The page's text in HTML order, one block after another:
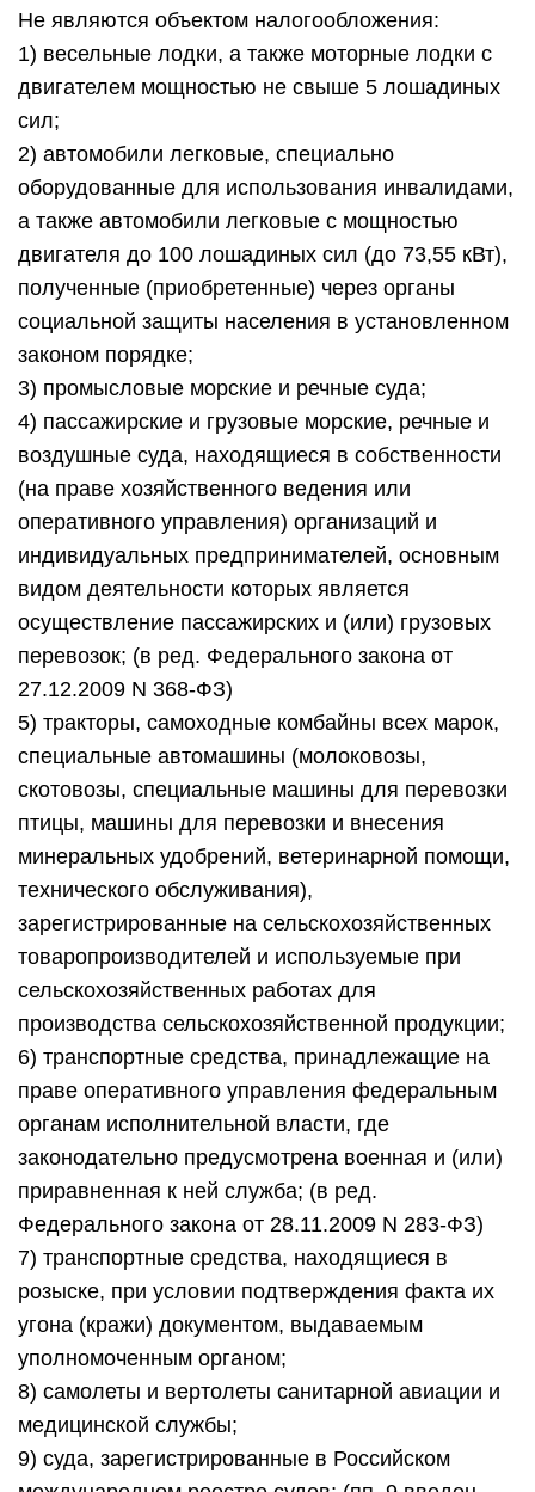
Не являются объектом налогообложения:
1) весельные лодки, а также моторные лодки с
двигателем мощностью не свыше 5 лошадиных
сил;
2) автомобили легковые, специально
оборудованные для использования инвалидами,
а также автомобили легковые с мощностью
двигателя до 100 лошадиных сил (до 73,55 кВт),
полученные (приобретенные) через органы
социальной защиты населения в установленном
законом порядке;
3) промысловые морские и речные суда;
4) пассажирские и грузовые морские, речные и
воздушные суда, находящиеся в собственности
(на праве хозяйственного ведения или
оперативного управления) организаций и
индивидуальных предпринимателей, основным
видом деятельности которых является
осуществление пассажирских и (или) грузовых
перевозок; (в ред. Федерального закона от
27.12.2009 N 368-ФЗ)
5) тракторы, самоходные комбайны всех марок,
специальные автомашины (молоковозы,
скотовозы, специальные машины для перевозки
птицы, машины для перевозки и внесения
минеральных удобрений, ветеринарной помощи,
технического обслуживания),
зарегистрированные на сельскохозяйственных
товаропроизводителей и используемые при
сельскохозяйственных работах для
производства сельскохозяйственной продукции;
6) транспортные средства, принадлежащие на
праве оперативного управления федеральным
органам исполнительной власти, где
законодательно предусмотрена военная и (или)
приравненная к ней служба; (в ред.
Федерального закона от 28.11.2009 N 283-ФЗ)
7) транспортные средства, находящиеся в
розыске, при условии подтверждения факта их
угона (кражи) документом, выдаваемым
уполномоченным органом;
8) самолеты и вертолеты санитарной авиации и
медицинской службы;
9) суда, зарегистрированные в Российском